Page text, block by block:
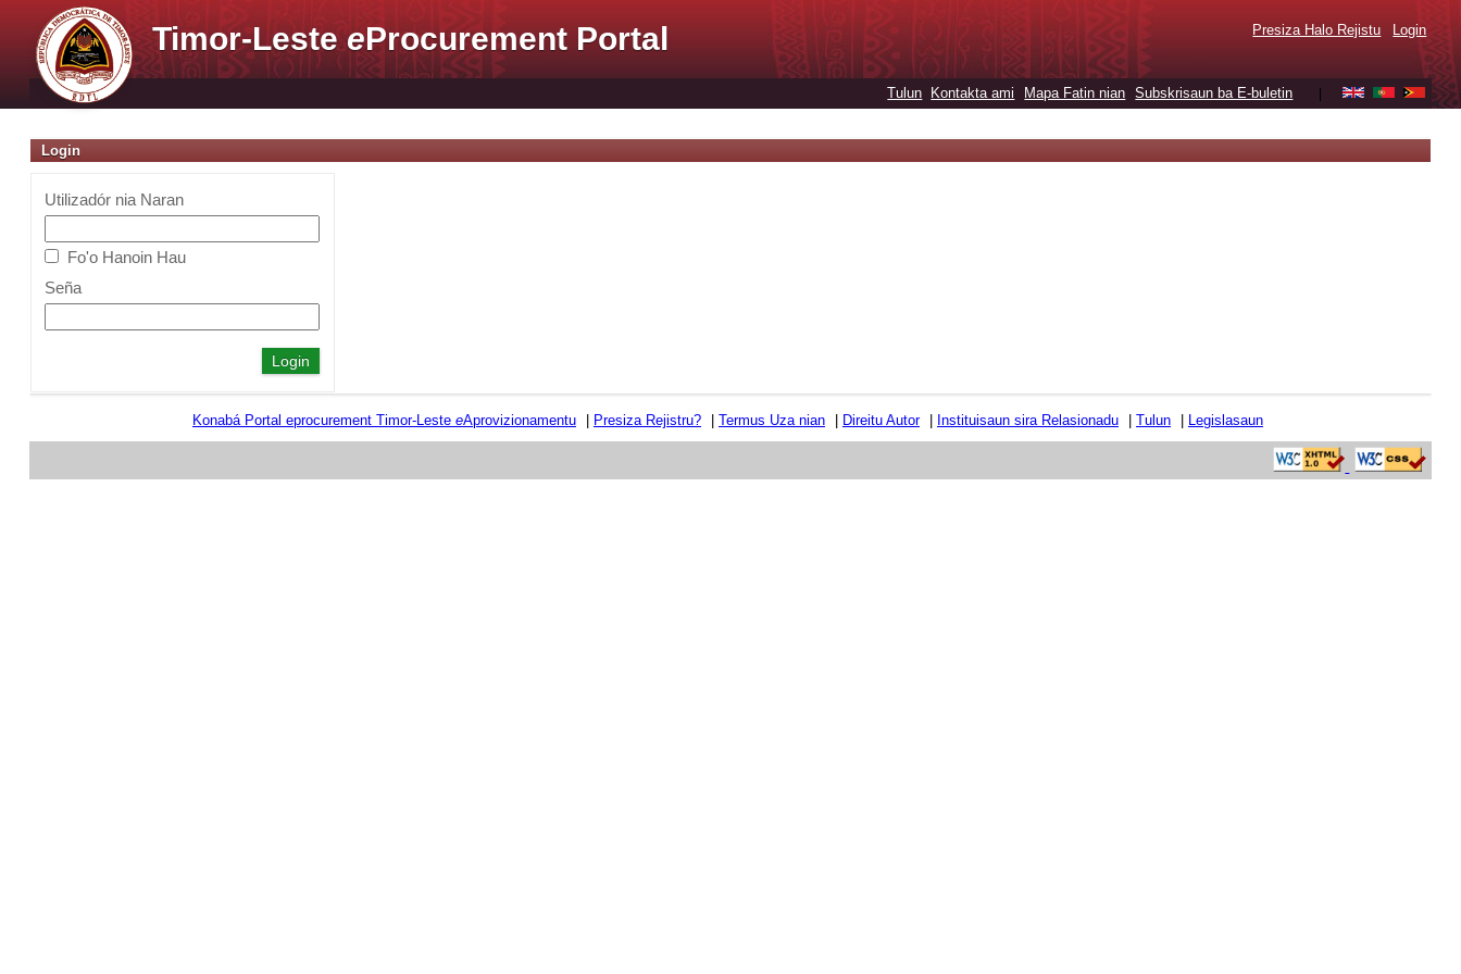
Timor-LesteeProcurement Portal Presiza Halo Rejistu Login
Tulun Kontakta ami Mapa Fatin nian Subskrisaun ba E-buletin
Login
Utilizadór nia Naran
Fo'o Hanoin Hau
Seña
Konabá Portal eprocurement Timor-Leste eAprovizionamentu Presiza Rejistru? Termus Uza nian Direitu Autor Instituisaun sira Relasionadu Tulun Legislasaun